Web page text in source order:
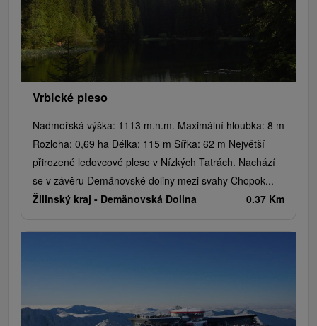
Vrbické pleso
Nadmořská výška: 1113 m.n.m. Maximální hloubka: 8 m
Rozloha: 0,69 ha Délka: 115 m Šířka: 62 m Největší
přirozené ledovcové pleso v Nízkých Tatrách. Nachází
se v závěru Demänovské doliny mezi svahy Chopok...
Žilinský kraj - Demänovská Dolina 0.37 Km